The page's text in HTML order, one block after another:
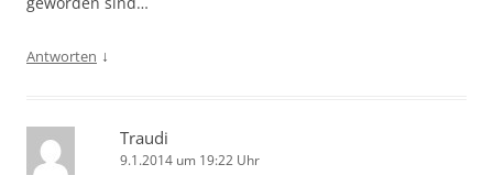
Antworten ↓
Traudi
9.1.2014 um 19:22 Uhr